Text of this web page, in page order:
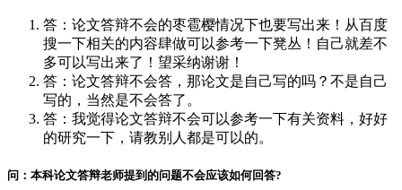
答：论文答辩不会的枣雹樱情况下也要写出来！从百度
搜一下相关的内容肆做可以参考一下凳丛！自己就差不
多可以写出来了！望采纳谢谢！
答：论文答辩不会答，那论文是自己写的吗？不是自己
写的，当然是不会答了。
答：我觉得论文答辩不会可以参考一下有关资料，好好
的研究一下，请教别人都是可以的。
问：本科论文答辩老师提到的问题不会应该如何回答?